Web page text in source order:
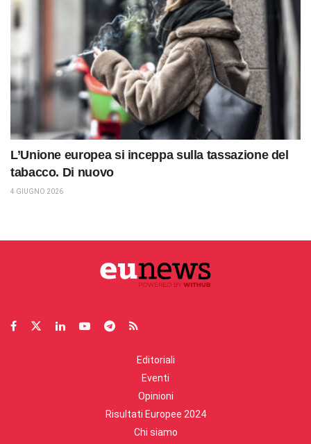
L’Unione europea si inceppa sulla tassazione del
tabacco. Di nuovo
4 GIUGNO 2026
Editoriali
Eventi
Opinioni
Risultati Europee 2024
Chi siamo